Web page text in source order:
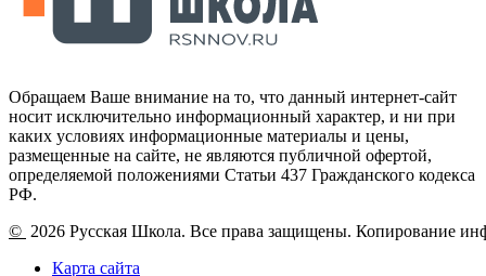
Обращаем Ваше внимание на то, что данный интернет-сайт
носит исключительно информационный характер, и ни при
каких условиях информационные материалы и цены,
размещенные на сайте, не являются публичной офертой,
определяемой положениями Статьи 437 Гражданского кодекса
РФ.
© 2026 Русская Школа. Все права защищены. Копирование
Карта сайта